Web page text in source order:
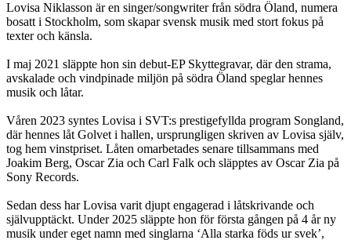
Lovisa Niklasson är en singer/songwriter från södra Öland, numera
bosatt i Stockholm, som skapar svensk musik med stort fokus på
texter och känsla.
I maj 2021 släppte hon sin debut-EP Skyttegravar, där den strama,
avskalade och vindpinade miljön på södra Öland speglar hennes
musik och låtar.
Våren 2023 syntes Lovisa i SVT:s prestigefyllda program Songland,
där hennes låt Golvet i hallen, ursprungligen skriven av Lovisa själv,
tog hem vinstpriset. Låten omarbetades senare tillsammans med
Joakim Berg, Oscar Zia och Carl Falk och släpptes av Oscar Zia på
Sony Records.
Sedan dess har Lovisa varit djupt engagerad i låtskrivande och
självupptäckt. Under 2025 släppte hon för första gången på 4 år ny
musik under eget namn med singlarna ‘Alla starka föds ur svek’,